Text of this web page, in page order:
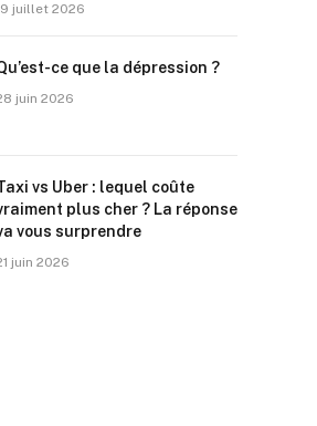
juillet 2026
ce que la dépression ?
juin 2026
vs Uber : lequel coûte
plus cher ? La réponse
vous surprendre
juin 2026